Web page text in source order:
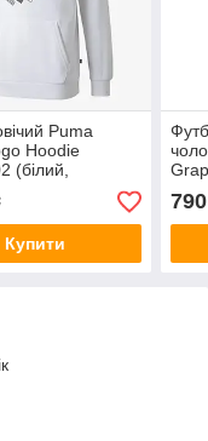
Puma
Hoodie
(білий,
пума)
Купити
790